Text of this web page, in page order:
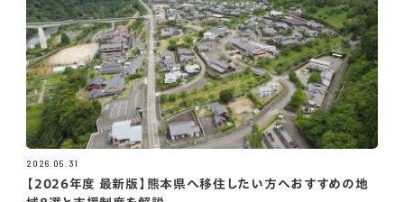
2026.05.31
【2026年度 最新版】熊本県へ移住したい方へおすすめの地